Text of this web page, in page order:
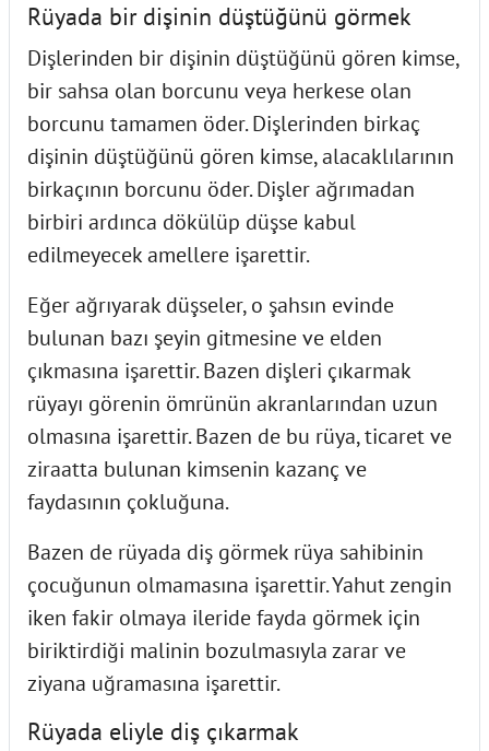
Rüyada bir dişinin düştüğünü görmek
Dişlerinden bir dişinin düştüğünü gören kimse,
bir sahsa olan borcunu veya herkese olan
borcunu tamamen öder. Dişlerinden birkaç
dişinin düştüğünü gören kimse, alacaklılarının
birkaçının borcunu öder. Dişler ağrımadan
birbiri ardınca dökülüp düşse kabul
edilmeyecek amellere işarettir.
Eğer ağrıyarak düşseler, o şahsın evinde
bulunan bazı şeyin gitmesine ve elden
çıkmasına işarettir. Bazen dişleri çıkarmak
rüyayı görenin ömrünün akranlarından uzun
olmasına işarettir. Bazen de bu rüya, ticaret ve
ziraatta bulunan kimsenin kazanç ve
faydasının çokluğuna.
Bazen de rüyada diş görmek rüya sahibinin
çocuğunun olmamasına işarettir. Yahut zengin
iken fakir olmaya ileride fayda görmek için
biriktirdiği malinin bozulmasıyla zarar ve
ziyana uğramasına işarettir.
Rüyada eliyle diş çıkarmak